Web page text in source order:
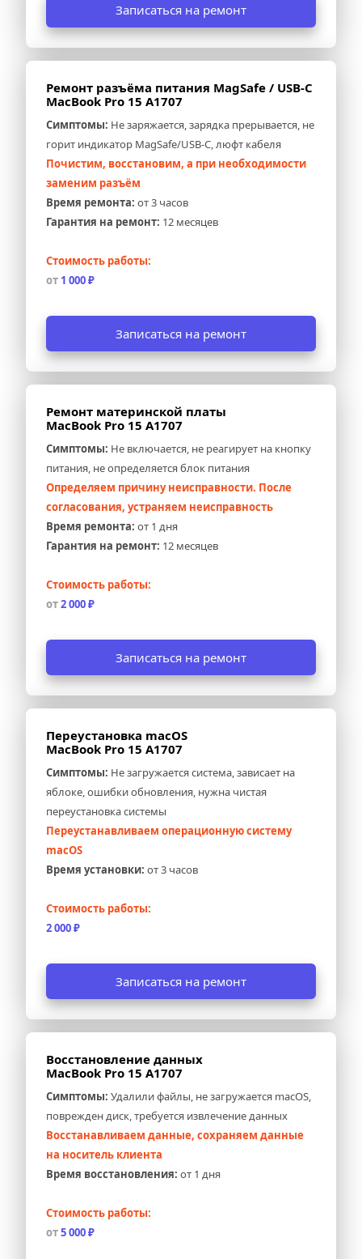
Записаться на ремонт
Ремонт разъёма питания MagSafe / USB-C
MacBook Pro 15 A1707
Симптомы: Не заряжается, зарядка прерывается, не
горит индикатор MagSafe/USB-C, люфт кабеля
Почистим, восстановим, а при необходимости
заменим разъём
Время ремонта: от 3 часов
Гарантия на ремонт: 12 месяцев
Стоимость работы:
от 1 000 ₽
Записаться на ремонт
Ремонт материнской платы
MacBook Pro 15 A1707
Симптомы: Не включается, не реагирует на кнопку
питания, не определяется блок питания
Определяем причину неисправности. После
согласования, устраняем неисправность
Время ремонта: от 1 дня
Гарантия на ремонт: 12 месяцев
Стоимость работы:
от 2 000 ₽
Записаться на ремонт
Переустановка macOS
MacBook Pro 15 A1707
Симптомы: Не загружается система, зависает на
яблоке, ошибки обновления, нужна чистая
переустановка системы
Переустанавливаем операционную систему
macOS
Время установки: от 3 часов
Стоимость работы:
2 000 ₽
Записаться на ремонт
Восстановление данных
MacBook Pro 15 A1707
Симптомы: Удалили файлы, не загружается macOS,
поврежден диск, требуется извлечение данных
Восстанавливаем данные, сохраняем данные
на носитель клиента
Время восстановления: от 1 дня
Стоимость работы:
от 5 000 ₽